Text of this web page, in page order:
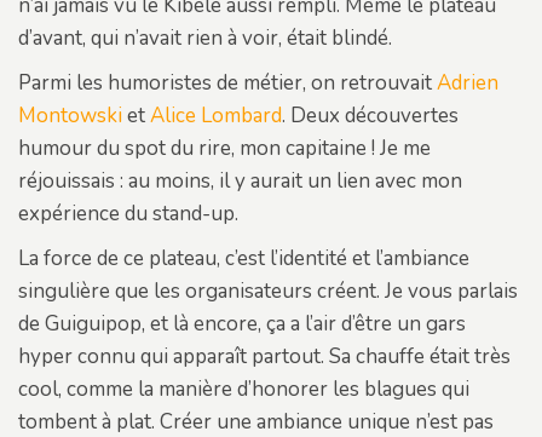
d’avant, qui n’avait rien à voir, était blindé.
Parmi les humoristes de métier, on retrouvaitAdrien
MontowskietAlice Lombard. Deux découvertes
humour du spot du rire, mon capitaine ! Je me
réjouissais : au moins, il y aurait un lien avec mon
expérience du stand-up.
La force de ce plateau, c’est l’identité et l’ambiance
singulière que les organisateurs créent. Je vous parlais
de Guiguipop, et là encore, ça a l’air d’être un gars
hyper connu qui apparaît partout. Sa chauffe était très
cool, comme la manière d’honorer les blagues qui
tombent à plat. Créer une ambiance unique n’est pas